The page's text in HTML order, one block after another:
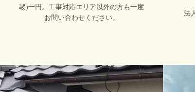
畿)一円。工事対応エリア以外の方も一度
お問い合わせください。
法